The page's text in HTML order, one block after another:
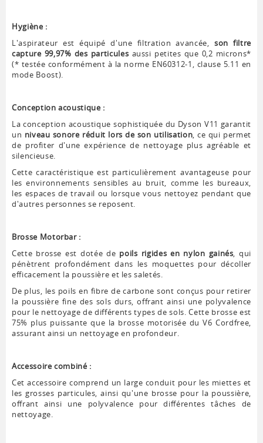
Hygiène :
L'aspirateur est équipé d'une filtration avancée, son filtre
capture 99,97% des particules aussi petites que 0,2 microns*
(* testée conformément à la norme EN60312-1, clause 5.11 en
mode Boost).
Conception acoustique :
La conception acoustique sophistiquée du Dyson V11 garantit
un niveau sonore réduit lors de son utilisation, ce qui permet
de profiter d'une expérience de nettoyage plus agréable et
silencieuse.
Cette caractéristique est particulièrement avantageuse pour
les environnements sensibles au bruit, comme les bureaux,
les espaces de travail ou lorsque vous nettoyez pendant que
d'autres personnes se reposent.
Brosse Motorbar :
Cette brosse est dotée de poils rigides en nylon gainés, qui
pénètrent profondément dans les moquettes pour décoller
efficacement la poussière et les saletés.
De plus, les poils en fibre de carbone sont conçus pour retirer
la poussière fine des sols durs, offrant ainsi une polyvalence
pour le nettoyage de différents types de sols. Cette brosse est
75% plus puissante que la brosse motorisée du V6 Cordfree,
assurant ainsi un nettoyage en profondeur.
Accessoire combiné :
Cet accessoire comprend un large conduit pour les miettes et
les grosses particules, ainsi qu'une brosse pour la poussière,
offrant ainsi une polyvalence pour différentes tâches de
nettoyage.